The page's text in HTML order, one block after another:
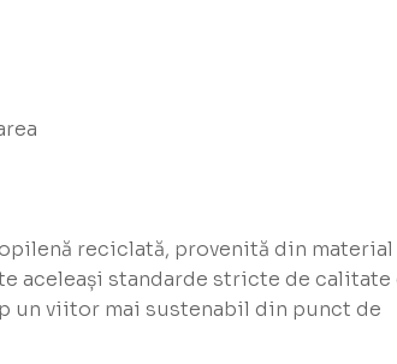
reciclată, provenită din material
aceleași standarde stricte de calitate
un viitor mai sustenabil din punct de